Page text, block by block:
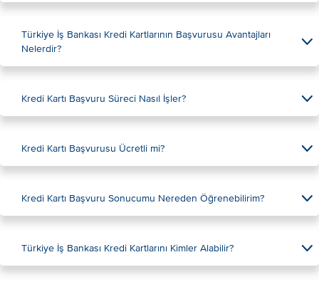
Türkiye İş Bankası Kredi Kartlarının Başvurusu Avantajları
Nelerdir?
Kredi Kartı Başvuru Süreci Nasıl İşler?
Kredi Kartı Başvurusu Ücretli mi?
Kredi Kartı Başvuru Sonucumu Nereden Öğrenebilirim?
Türkiye İş Bankası Kredi Kartlarını Kimler Alabilir?